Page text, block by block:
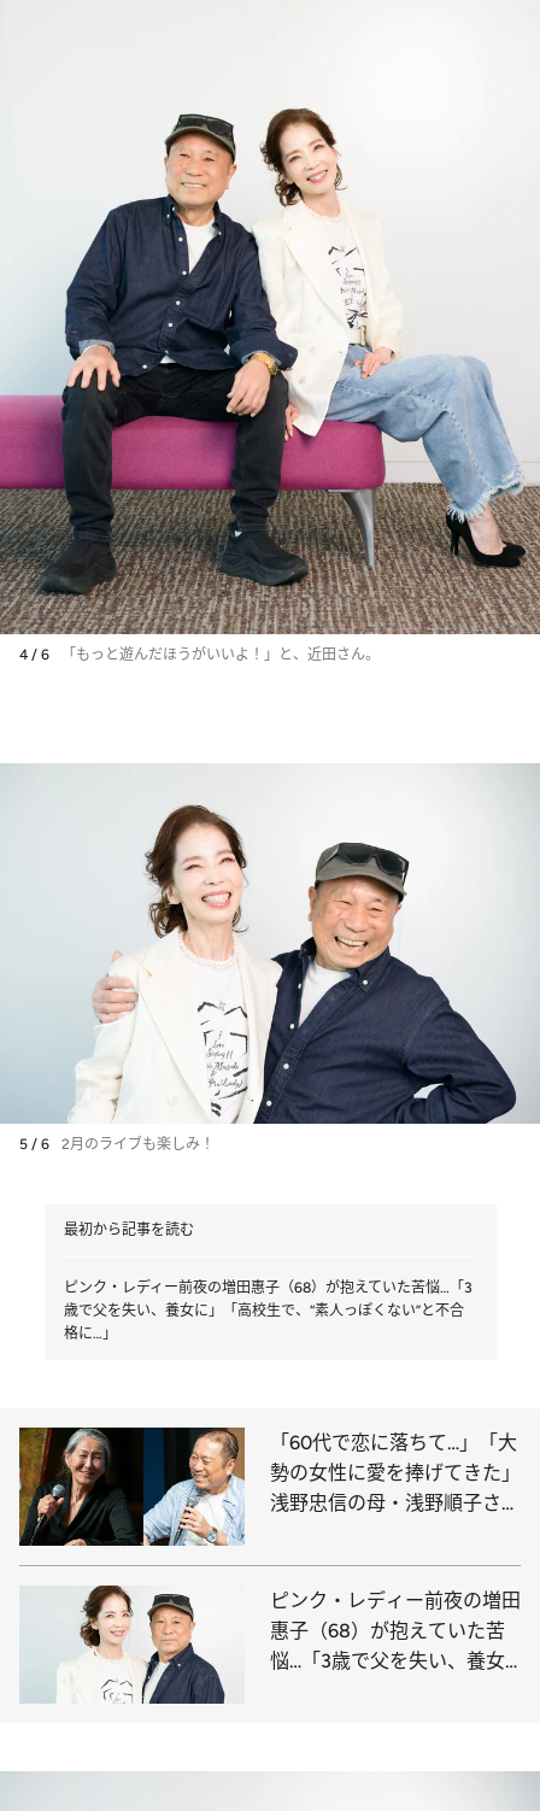
4 / 6 「もっと遊んだほうがいいよ！」と、近田さん。
5 / 6 2月のライブも楽しみ！
最初から記事を読む
ピンク・レディー前夜の増田惠子（68）が抱えていた苦悩…「3
歳で父を失い、養女に」「高校生で、“素人っぽくない”と不合
格に…」
「60代で恋に落ちて…」「大
勢の女性に愛を捧げてきた」
浅野忠信の母・浅野順子さん
（74）の70代コンビが語っ
た「シニアの恋」
ピンク・レディー前夜の増田
惠子（68）が抱えていた苦
悩…「3歳で父を失い、養女